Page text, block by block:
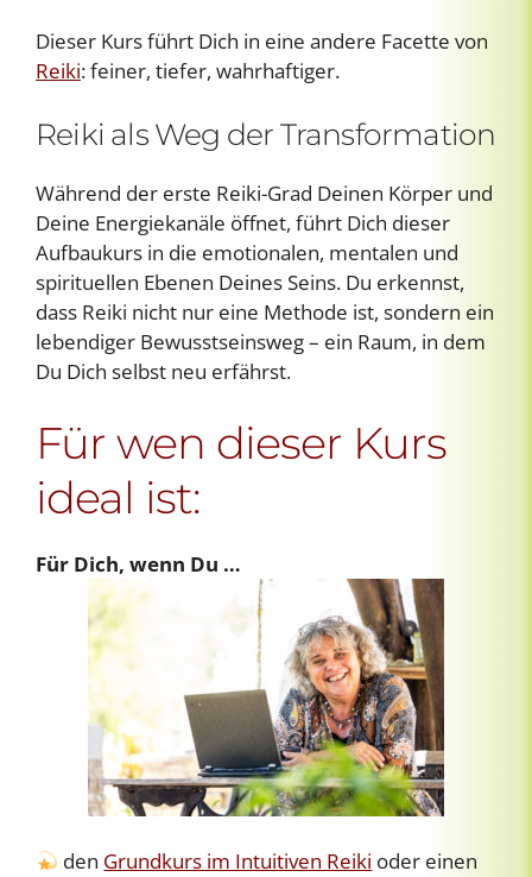
Dieser Kurs führt Dich in eine andere Facette von
Reiki: feiner, tiefer, wahrhaftiger.
Reiki als Weg der Transformation
Während der erste Reiki-Grad Deinen Körper und
Deine Energiekanäle öffnet, führt Dich dieser
Aufbaukurs in die emotionalen, mentalen und
spirituellen Ebenen Deines Seins. Du erkennst,
dass Reiki nicht nur eine Methode ist, sondern ein
lebendiger Bewusstseinsweg – ein Raum, in dem
Du Dich selbst neu erfährst.
Für wen dieser Kurs
ideal ist:
Für Dich, wenn Du …
den Grundkurs im Intuitiven Reiki oder einen